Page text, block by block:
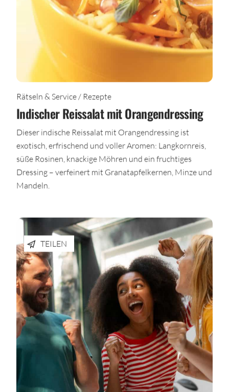
Rätseln & Service / Rezepte
Indischer Reissalat mit Orangendressing
Dieser indische Reissalat mit Orangendressing ist
exotisch, erfrischend und voller Aromen: Langkornreis,
süße Rosinen, knackige Möhren und ein fruchtiges
Dressing – verfeinert mit Granatapfelkernen, Minze und
Mandeln.
TEILEN